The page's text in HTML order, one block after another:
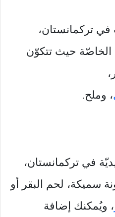
في تركمانستان،
حيث تتكوّن
، وملح.
في تركمانستان،
سميكة، لحم البقر أو
، ويُمكنك إضافة